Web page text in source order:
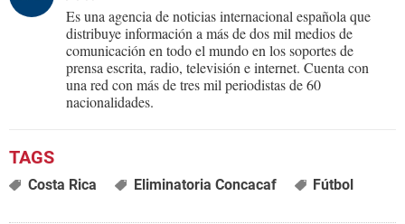
Es una agencia de noticias internacional española que
distribuye información a más de dos mil medios de
comunicación en todo el mundo en los soportes de
prensa escrita, radio, televisión e internet. Cuenta con
una red con más de tres mil periodistas de 60
nacionalidades.
Costa Rica Eliminatoria Concacaf Fútbol